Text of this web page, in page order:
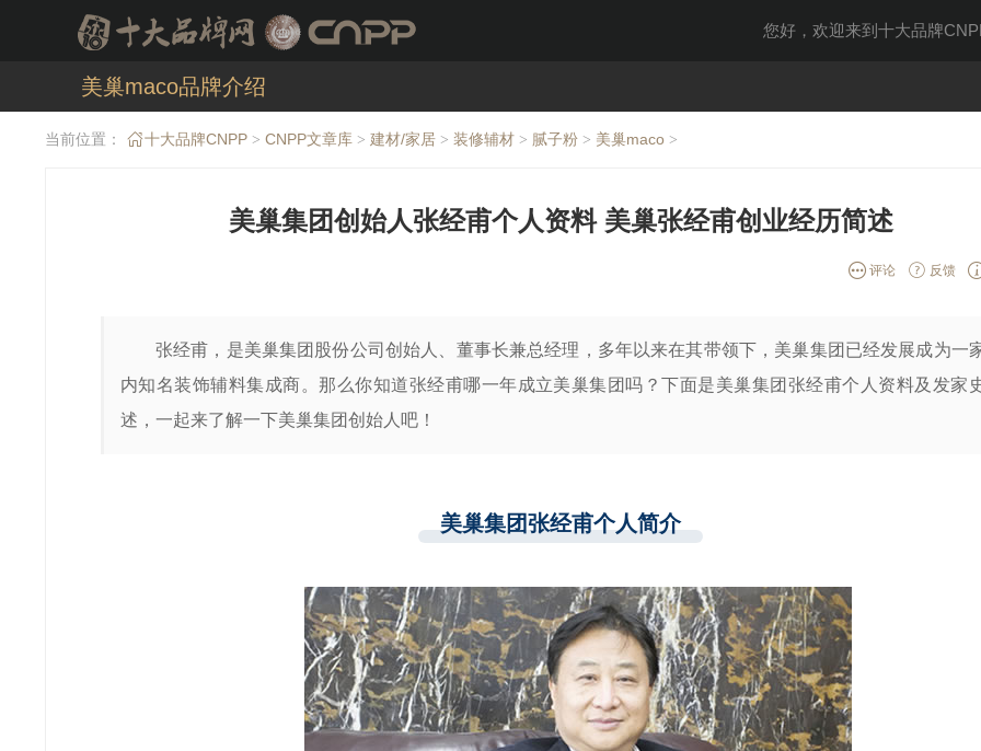
您好，欢迎来到十大品牌
美巢maco品牌介绍
当前位置： 十大品牌CNPP > CNPP文章库 > 建材/家居 > 装修辅材 > 腻子粉 > 美巢maco >
美巢集团创始人张经甫个人资料 美巢张经甫创业经历简述
评论 反馈
张经甫，是美巢集团股份公司创始人、董事长兼总经理，多年以来在其带领下，美巢集团已经发展成为一
内知名装饰辅料集成商。那么你知道张经甫哪一年成立美巢集团吗？下面是美巢集团张经甫个人资料及发家
述，一起来了解一下美巢集团创始人吧！
美巢集团张经甫个人简介